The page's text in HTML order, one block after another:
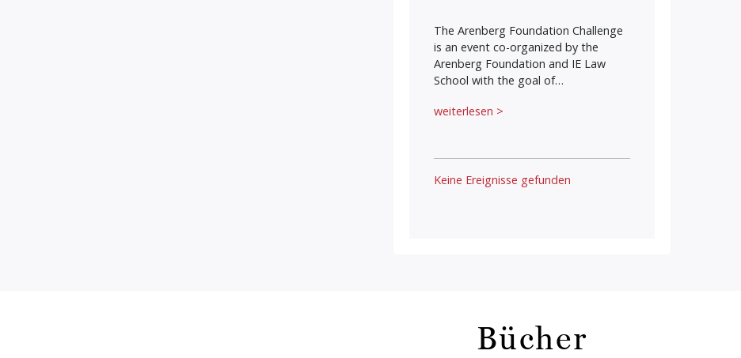
The Arenberg Foundation Challenge
is an event co-organized by the
Arenberg Foundation and IE Law
School with the goal of…
weiterlesen >
Keine Ereignisse gefunden
Bücher